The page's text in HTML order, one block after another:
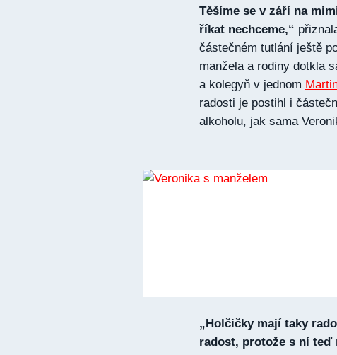
Těšíme se v září na
říkat nechceme,“
částečném tutlání ještě
manžela a rodiny dotkla
a kolegyň v jednom
radosti je postihl i
alkoholu, jak sama
„Holčičky mají taky
radost, protože s ní teď